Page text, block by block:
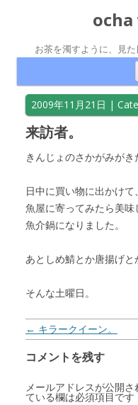
お茶を濁すように、見た
2009年11月21日 |
来訪者。
きんじょのさかがみがき
日中に買い物に出かけて、
魚屋に寄ってみたら美味
魚介鍋になりました。
あとしめ鯖とか唐揚げと
そんな土曜日。
投稿ナビゲーション
← キラークイーン。
コメントを残す
メールアドレスが公開さ
ている欄は必須項目です